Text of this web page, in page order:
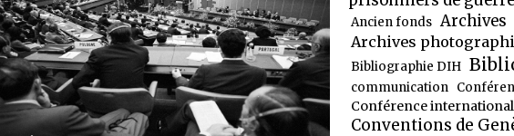
Ancien fonds Archives
Archives
Bibliographie DIH
communication
Conférence
Conventions de